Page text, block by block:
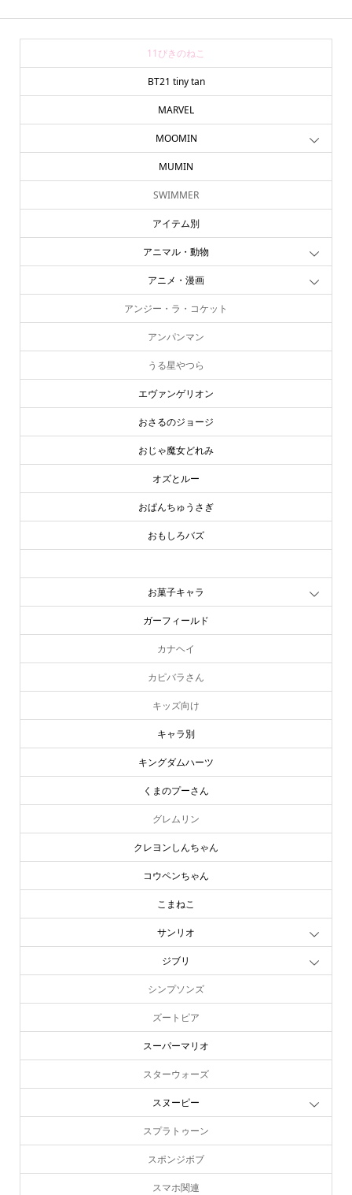
11ぴきのねこ
BT21 tiny tan
MARVEL
MOOMIN
MUMIN
SWIMMER
アイテム別
アニマル・動物
アニメ・漫画
アンジー・ラ・コケット
アンパンマン
うる星やつら
エヴァンゲリオン
おさるのジョージ
おじゃ魔女どれみ
オズとルー
おぱんちゅうさぎ
おもしろバズ
お菓子キャラ
ガーフィールド
カナヘイ
カピバラさん
キッズ向け
キャラ別
キングダムハーツ
くまのプーさん
グレムリン
クレヨンしんちゃん
コウペンちゃん
こまねこ
サンリオ
ジブリ
シンプソンズ
ズートピア
スーパーマリオ
スターウォーズ
スヌーピー
スプラトゥーン
スポンジボブ
スマホ関連